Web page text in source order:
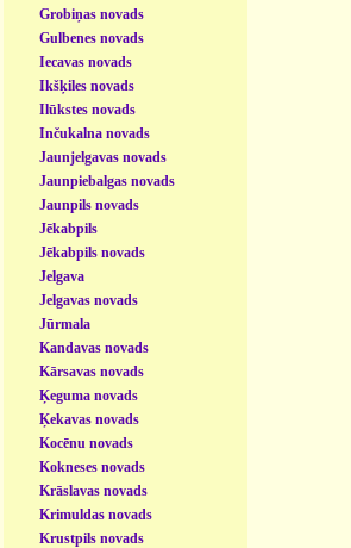
Grobiņas novads
Gulbenes novads
Iecavas novads
Ikšķiles novads
Ilūkstes novads
Inčukalna novads
Jaunjelgavas novads
Jaunpiebalgas novads
Jaunpils novads
Jēkabpils
Jēkabpils novads
Jelgava
Jelgavas novads
Jūrmala
Kandavas novads
Kārsavas novads
Ķeguma novads
Ķekavas novads
Kocēnu novads
Kokneses novads
Krāslavas novads
Krimuldas novads
Krustpils novads